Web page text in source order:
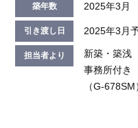
築年数 2025年3月
引き渡し日 2025年3月
担当者より
新築・築浅
事務所付き
（G-678SM